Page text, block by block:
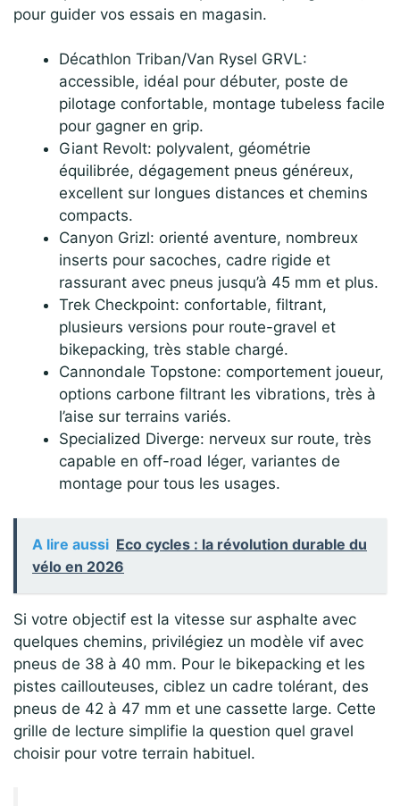
pour guider vos essais en magasin.
Décathlon Triban/Van Rysel GRVL:
accessible, idéal pour débuter, poste de
pilotage confortable, montage tubeless facile
pour gagner en grip.
Giant Revolt: polyvalent, géométrie
équilibrée, dégagement pneus généreux,
excellent sur longues distances et chemins
compacts.
Canyon Grizl: orienté aventure, nombreux
inserts pour sacoches, cadre rigide et
rassurant avec pneus jusqu’à 45 mm et plus.
Trek Checkpoint: confortable, filtrant,
plusieurs versions pour route-gravel et
bikepacking, très stable chargé.
Cannondale Topstone: comportement joueur,
options carbone filtrant les vibrations, très à
l’aise sur terrains variés.
Specialized Diverge: nerveux sur route, très
capable en off-road léger, variantes de
montage pour tous les usages.
A lire aussi Eco cycles : la révolution durable du
vélo en 2026
Si votre objectif est la vitesse sur asphalte avec
quelques chemins, privilégiez un modèle vif avec
pneus de 38 à 40 mm. Pour le bikepacking et les
pistes caillouteuses, ciblez un cadre tolérant, des
pneus de 42 à 47 mm et une cassette large. Cette
grille de lecture simplifie la question quel gravel
choisir pour votre terrain habituel.